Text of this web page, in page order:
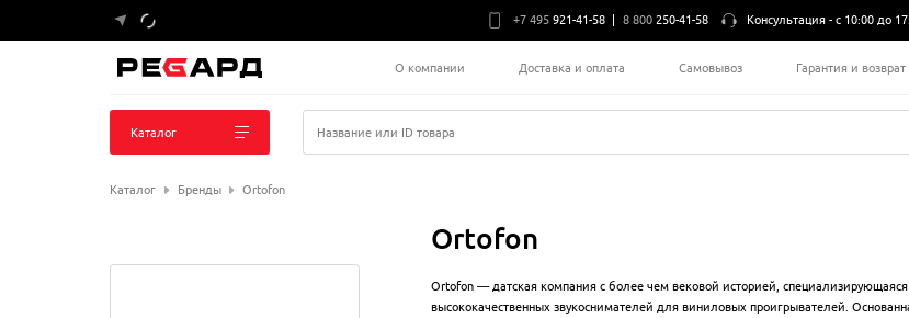
+7 495 921-41-58 8 800 250-41-58 Консультация -с 10:00 до
О компании Доставка и оплата Самовывоз Гарантия и возврат
Каталог Название или ID товара
Каталог Бренды Ortofon
Ortofon
Ortofon — датская компания с более чем вековой историей, специализирующаяся
высококачественных звукоснимателей для виниловых проигрывателей.